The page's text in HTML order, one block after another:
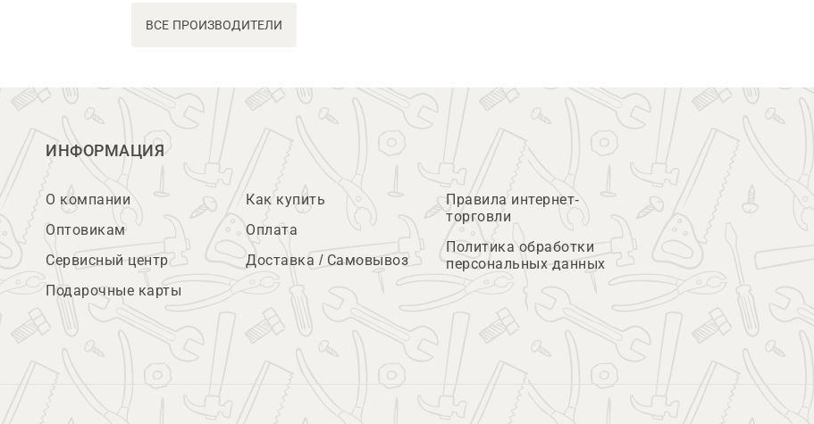
ВСЕ ПРОИЗВОДИТЕЛИ
ИНФОРМАЦИЯ
О компании
Оптовикам
Сервисный центр
Подарочные карты
Как купить
Оплата
Доставка / Самовывоз
Правила интернет-
торговли
Политика обработки
персональных данных